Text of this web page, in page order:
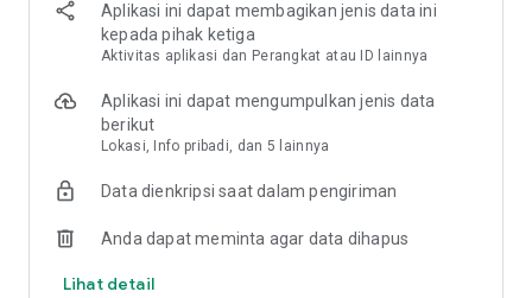
rebut posisi puncak Papan Peringkat di Liga Legenda.
● Kumpulkan sumber daya dan curi rampasan dari pemain
lain untuk meningkatkan Desa milikmu dan membangun
● Pertahankan Desa dari serangan lawan dengan kombinasi
beragam Menara, Meriam, Bom, Jebakan, Mortir, dan
● Buka Pahlawan epik seperti Raja Barbar, Ratu Pemanah,
Wali Besar, Jawara Royale, dan Mesin Pertempuran.
● Lakukan riset peningkatan di Laboratorium untuk
menjadikan Peleton, Mantra, dan Mesin Pengepungan
semakin perkasa.
Aplikasi ini dapat membagikan jenis data ini
kepada pihak ketiga
Aktivitas aplikasi dan Perangkat atau ID lainnya
Aplikasi ini dapat mengumpulkan jenis data
berikut
Lokasi, Info pribadi, dan 5 lainnya
Data dienkripsi saat dalam pengiriman
Anda dapat meminta agar data dihapus
Lihat detail